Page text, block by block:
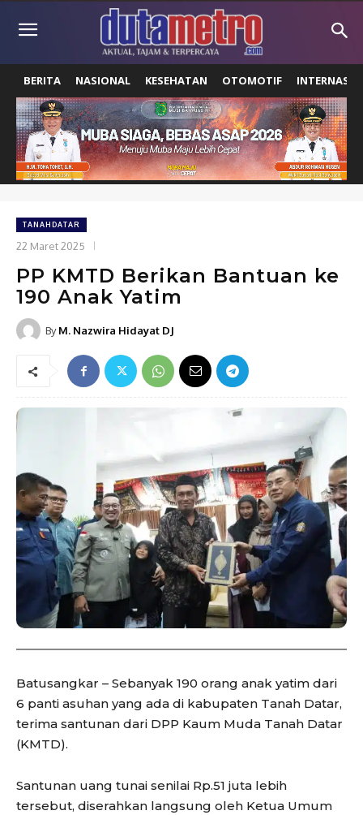
BERITA NASIONAL KESEHATAN OTOMOTIF
TANAHDATAR
22 Maret 2025
PP KMTD Berikan Bantuan ke
190 Anak Yatim
By M. Nazwira Hidayat DJ
Batusangkar – Sebanyak 190 orang anak yatim dari
6 panti asuhan yang ada di kabupaten Tanah Datar,
terima santunan dari DPP Kaum Muda Tanah Datar
(KMTD).
Santunan uang tunai senilai Rp.51 juta lebih
tersebut, diserahkan langsung oleh Ketua Umum